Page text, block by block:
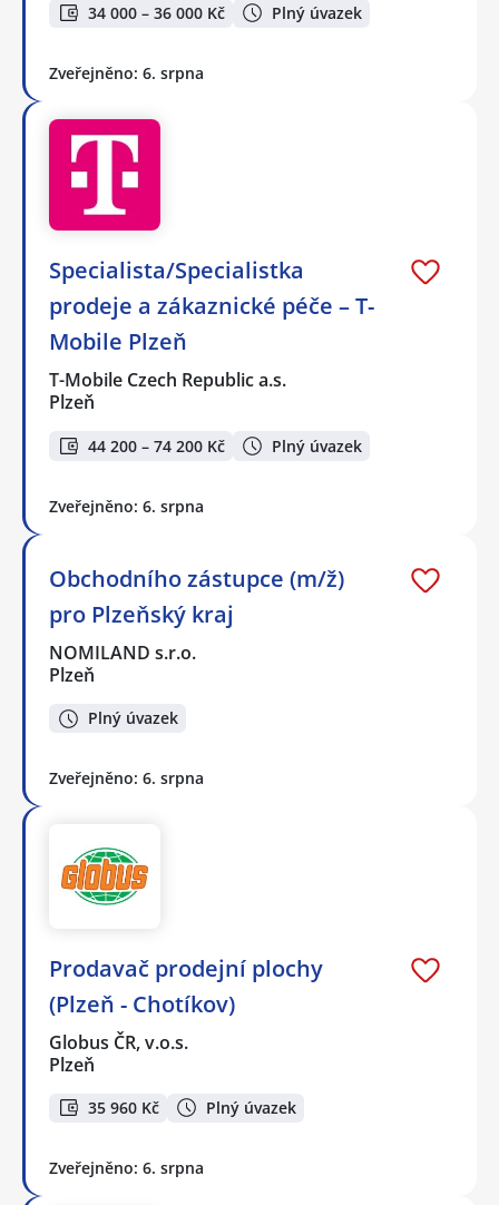
34 000 – 36 000 Kč Plný úvazek
Zveřejněno: 6. srpna
Specialista/Specialistka
prodeje a zákaznické péče – T-
Mobile Plzeň
T-Mobile Czech Republic a.s.
Plzeň
44 200 – 74 200 Kč Plný úvazek
Zveřejněno: 6. srpna
Obchodního zástupce (m/ž)
pro Plzeňský kraj
NOMILAND s.r.o.
Plzeň
Plný úvazek
Zveřejněno: 6. srpna
Prodavač prodejní plochy
(Plzeň - Chotíkov)
Globus ČR, v.o.s.
Plzeň
35 960 Kč Plný úvazek
Zveřejněno: 6. srpna